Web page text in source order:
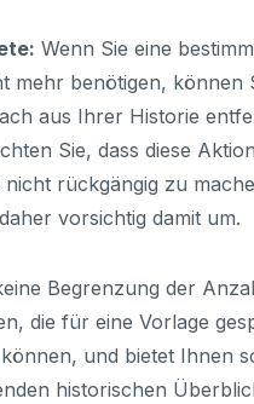
Wenn Sie eine
mehr benötigen, können
aus Ihrer Historie
Sie, dass diese
nicht rückgängig zu
vorsichtig damit um.
Begrenzung der
die für eine Vorlage
und bietet Ihnen
historischen